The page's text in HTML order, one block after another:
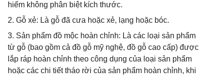
hiếm không phân biệt kích thước.
2. Gỗ xẻ: Là gỗ đã cưa hoặc xẻ, lạng hoặc bóc.
3. Sản phẩm đồ mộc hoàn chỉnh: Là các loại sản phẩm
từ gỗ (bao gồm cả đồ gỗ mỹ nghệ, đồ gỗ cao cấp) được
lắp ráp hoàn chỉnh theo công dụng của loại sản phẩm
hoặc các chi tiết tháo rời của sản phẩm hoàn chỉnh, khi